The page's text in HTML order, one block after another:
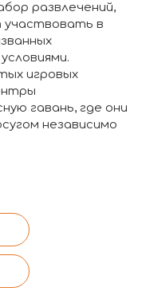
развлечений,
участвовать в
игровых
гавань, где они
независимо